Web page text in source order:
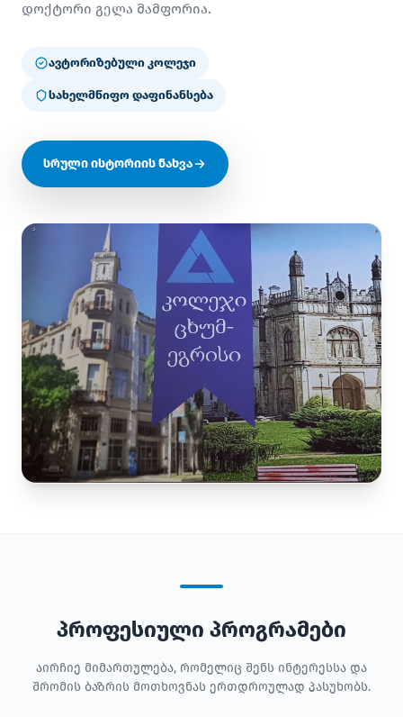
დოქტორი გელა მამფორია.
ავტორიზებული კოლეჯი
სახელმწიფო დაფინანსება
სრული ისტორიის ნახვა
პროფესიული პროგრამები
აირჩიე მიმართულება, რომელიც შენს ინტერესსა და
შრომის ბაზრის მოთხოვნას ერთდროულად პასუხობს.